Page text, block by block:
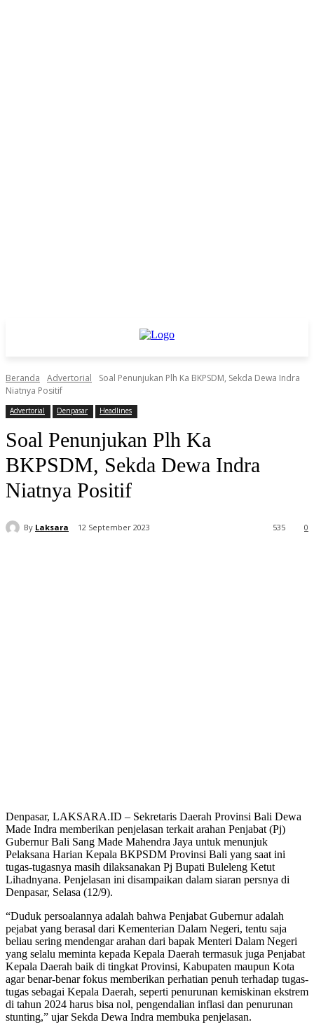
Beranda Advertorial
Soal Penunjukan Plh Ka BKPSDM, Sekda Dewa Indra
Niatnya Positif
Advertorial Denpasar Headlines
Soal Penunjukan Plh Ka
BKPSDM, Sekda Dewa Indra
Niatnya Positif
By Laksara 12 September 2023 0
535
Denpasar, LAKSARA.ID – Sekretaris Daerah Provinsi Bali Dewa
Made Indra memberikan penjelasan terkait arahan Penjabat (Pj)
Gubernur Bali Sang Made Mahendra Jaya untuk menunjuk
Pelaksana Harian Kepala BKPSDM Provinsi Bali yang saat ini
tugas-tugasnya masih dilaksanakan Pj Bupati Buleleng Ketut
Lihadnyana. Penjelasan ini disampaikan dalam siaran persnya di
Denpasar, Selasa (12/9).
“Duduk persoalannya adalah bahwa Penjabat Gubernur adalah
pejabat yang berasal dari Kementerian Dalam Negeri, tentu saja
beliau sering mendengar arahan dari bapak Menteri Dalam Negeri
yang selalu meminta kepada Kepala Daerah termasuk juga Penjabat
Kepala Daerah baik di tingkat Provinsi, Kabupaten maupun Kota
agar benar-benar fokus memberikan perhatian penuh terhadap tugas-
tugas sebagai Kepala Daerah, seperti penurunan kemiskinan ekstrem
di tahun 2024 harus bisa nol, pengendalian inflasi dan penurunan
stunting,” ujar Sekda Dewa Indra membuka penjelasan.